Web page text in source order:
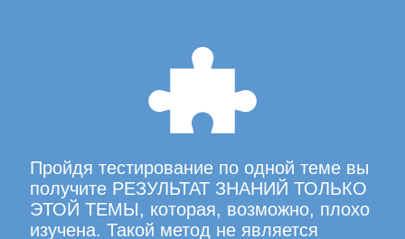
Пройдя тестирование по одной теме вы
получите РЕЗУЛЬТАТ ЗНАНИЙ ТОЛЬКО
ЭТОЙ ТЕМЫ, которая, возможно, плохо
изучена. Такой метод не является